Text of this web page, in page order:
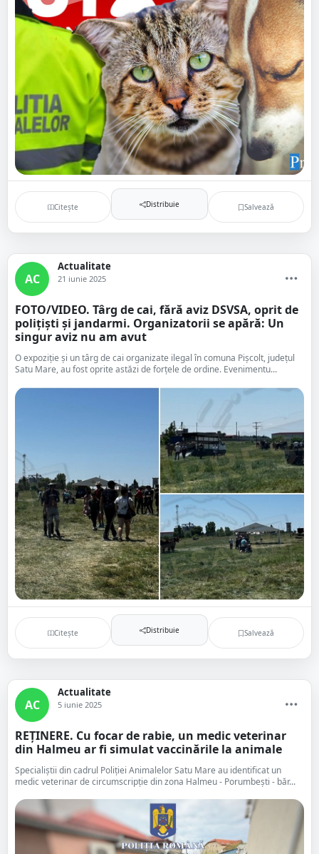
Citește Distribuie Salvează
AC
Actualitate
21 iunie 2025
FOTO/VIDEO. Târg de cai, fără aviz DSVSA, oprit de
polițiști și jandarmi. Organizatorii se apără: Un
singur aviz nu am avut
O expoziție și un târg de cai organizate ilegal în comuna Pișcolt, județul
Satu Mare, au fost oprite astăzi de forțele de ordine. Evenimentu...
Citește Distribuie Salvează
AC
Actualitate
5 iunie 2025
REȚINERE. Cu focar de rabie, un medic veterinar
din Halmeu ar fi simulat vaccinările la animale
Specialiștii din cadrul Poliției Animalelor Satu Mare au identificat un
medic veterinar de circumscripție din zona Halmeu - Porumbești - băr...